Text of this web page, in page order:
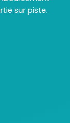
sur piste.